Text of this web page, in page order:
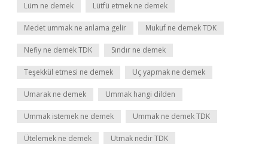
Lüm ne demek Lütfü etmek ne demek
Medet ummak ne anlama gelir Mukuf ne demek TDK
Nefiy ne demek TDK Sındır ne demek
Teşekkül etmesi ne demek Uç yapmak ne demek
Umarak ne demek Ummak hangi dilden
Ummak istemek ne demek Ummak ne demek TDK
Ütelemek ne demek Utmak nedir TDK